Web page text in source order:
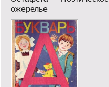
ожерелье